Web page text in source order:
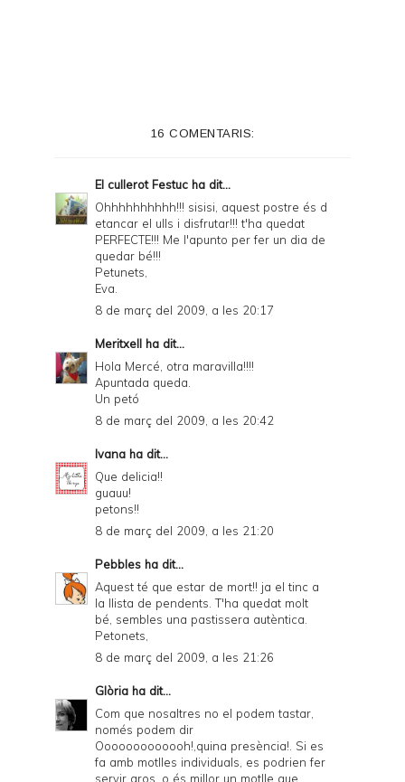
r
e
n
d
l
y
a
n
P
F
16 COMENTARIS:
El cullerot Festuc ha dit...
Ohhhhhhhhhh!!! sisisi, aquest postre és d
etancar el ulls i disfrutar!!! t'ha quedat
PERFECTE!!! Me l'apunto per fer un dia de
quedar bé!!!
Petunets,
Eva.
8 de març del 2009, a les 20:17
Meritxell ha dit...
Hola Mercé, otra maravilla!!!!
Apuntada queda.
Un petó
8 de març del 2009, a les 20:42
Ivana ha dit...
Que delicia!!
guauu!
petons!!
8 de març del 2009, a les 21:20
Pebbles ha dit...
Aquest té que estar de mort!! ja el tinc a
la llista de pendents. T'ha quedat molt
bé, sembles una pastissera autèntica.
Petonets,
8 de març del 2009, a les 21:26
Glòria ha dit...
Com que nosaltres no el podem tastar,
només podem dir
Ooooooooooooh!,quina presència!. Si es
fa amb motlles individuals, es podrien fer
servir aros, o és millor un motlle que